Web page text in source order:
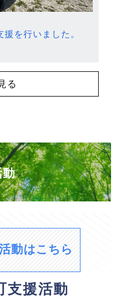
を行いました。
る
動
動はこちら
支援活動